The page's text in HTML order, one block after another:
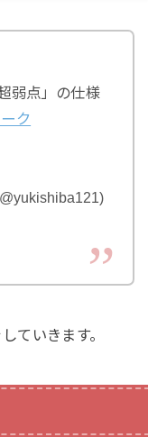
弱点」の仕様
ク
ていきます。